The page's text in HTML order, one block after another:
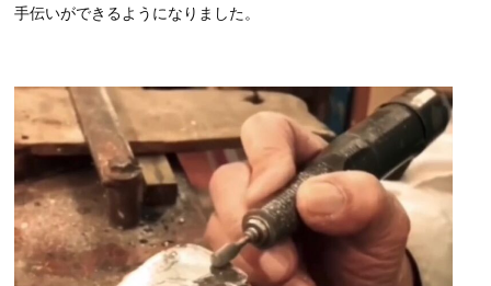
手伝いができるようになりました。